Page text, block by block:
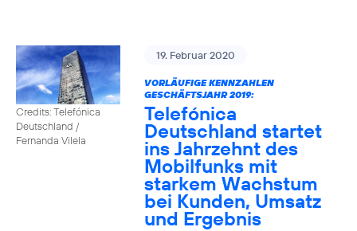
Credits: Telefónica
Deutschland /
Fernanda Vilela
19. Februar 2020
VORLÄUFIGE KENNZAHLEN
GESCHÄFTSJAHR 2019:
Telefónica
Deutschland startet
ins Jahrzehnt des
Mobilfunks mit
starkem Wachstum
bei Kunden, Umsatz
und Ergebnis